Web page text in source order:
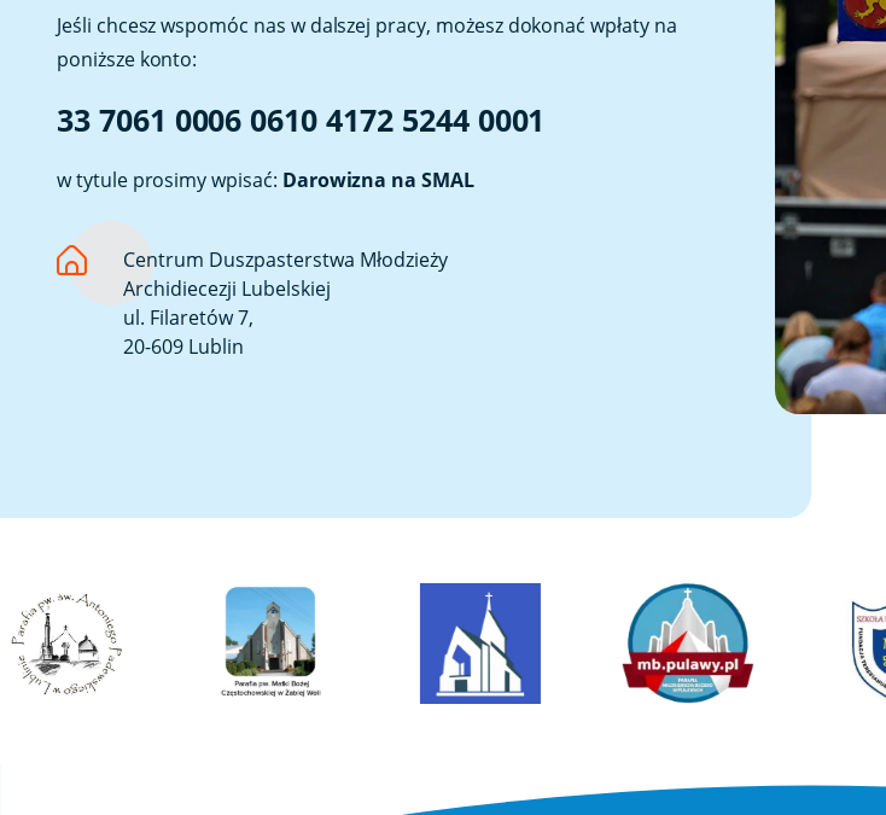
Jeśli chcesz wspomóc nas w dalszej pracy, możesz dokonać wpłaty na
poniższe konto:
33 7061 0006 0610 4172 5244 0001
w tytule prosimy wpisać: Darowizna na SMAL
Centrum Duszpasterstwa Młodzieży
Archidiecezji Lubelskiej
ul. Filaretów 7,
20-609 Lublin